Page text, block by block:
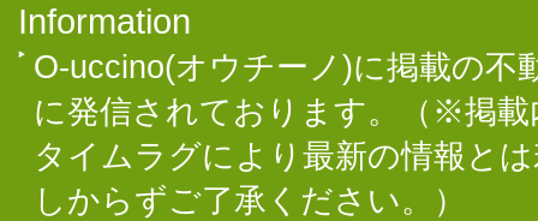
Information
O-uccino(オウチーノ)に掲載の不
に発信されております。（※掲
タイムラグにより最新の情報と
しからずご了承ください。）